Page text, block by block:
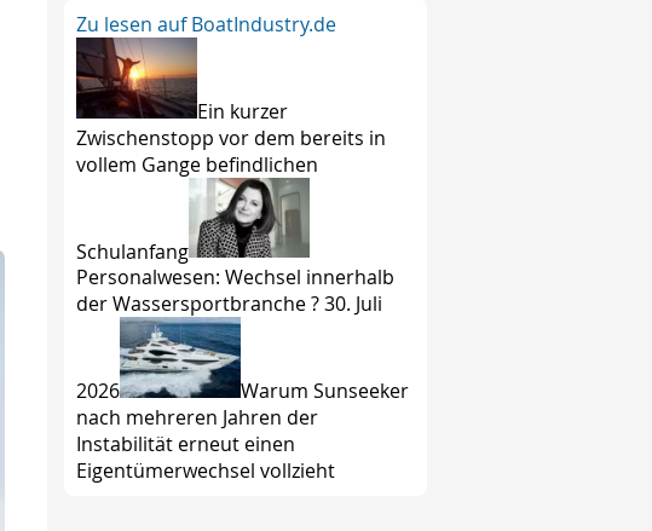
Zu lesen auf BoatIndustry.de
Ein kurzer
Zwischenstopp vor dem bereits in
vollem Gange befindlichen
Schulanfang
Personalwesen: Wechsel innerhalb
der Wassersportbranche ? 30. Juli
2026
Warum Sunseeker
nach mehreren Jahren der
Instabilität erneut einen
Eigentümerwechsel vollzieht